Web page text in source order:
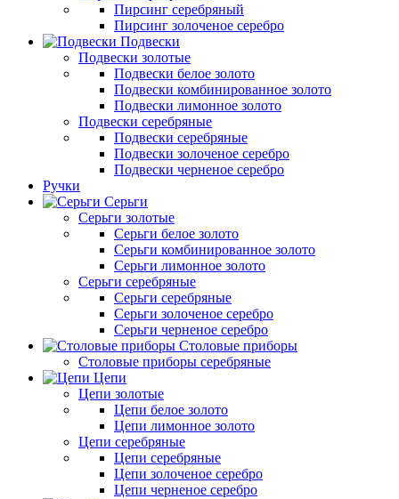
Пирсинг серебряный
Пирсинг золоченое серебро
Подвески
Подвески золотые
Подвески белое золото
Подвески комбинированное золото
Подвески лимонное золото
Подвески серебряные
Подвески серебряные
Подвески золоченое серебро
Подвески черненое серебро
Ручки
Серьги
Серьги золотые
Серьги белое золото
Серьги комбинированное золото
Серьги лимонное золото
Серьги серебряные
Серьги серебряные
Серьги золоченое серебро
Серьги черненое серебро
Столовые приборы
Столовые приборы серебряные
Цепи
Цепи золотые
Цепи белое золото
Цепи лимонное золото
Цепи серебряные
Цепи серебряные
Цепи золоченое серебро
Цепи черненое серебро